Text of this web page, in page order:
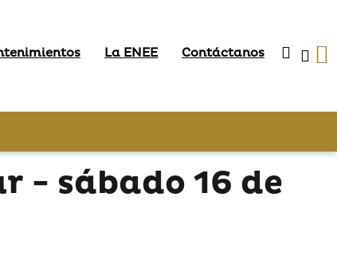
La ENEE Contáctanos
- sábado 16 de